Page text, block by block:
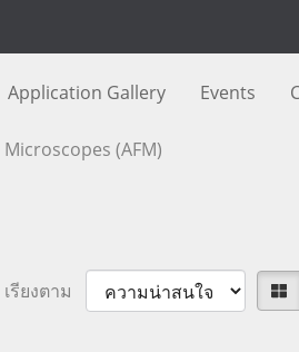
Application Gallery Events
(AFM)
เรียงตาม